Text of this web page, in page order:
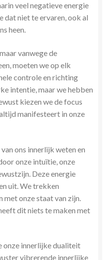
veel negatieve energie
dat niet te ervaren, ook al
heen.
vanwege de
moeten we op elk
controle en richting
intentie, maar we hebben
kiezen we de focus
manifesteert in onze
ons innerlijk weten en
onze intuïtie, onze
Deze energie
uit. We trekken
met onze staat van zijn.
dit niets te maken met
onze innerlijke dualiteit
vibrerende innerlijke